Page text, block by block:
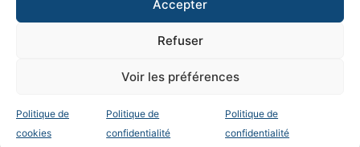
Accepter
Refuser
Voir les préférences
Politique de
cookies
Politique de
confidentialité
Politique de
confidentialité
suivante : actions de formation.
Accéder au certificat QUALIOPI
MENTIONS LÉGALES
© 2026 ALTITUD’RH | WEBMASTER : QUIN TÉ BA ?À PAU